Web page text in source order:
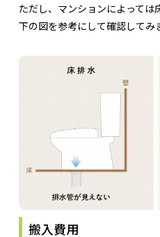
ただし、マンションによっては
下の図を参考にして確認してみ
搬入費用